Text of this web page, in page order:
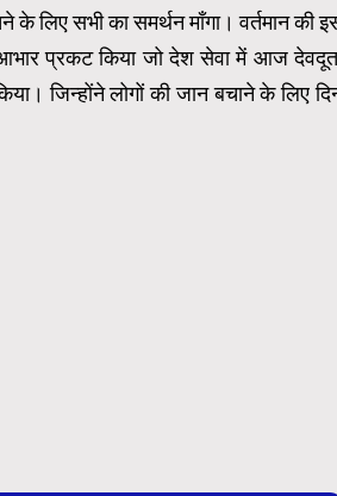
लिए सभी का समर्थन माँगा। वर्तमान की
आभार प्रकट किया जो देश सेवा में आज
जिन्होंने लोगों की जान बचाने के लिए